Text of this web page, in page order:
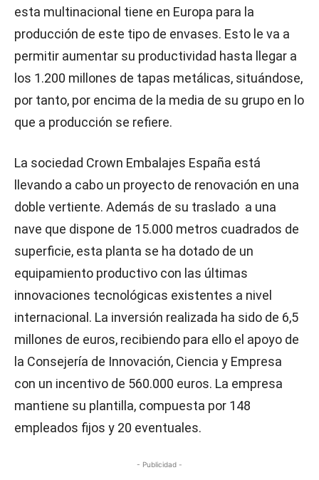
esta multinacional tiene en Europa para la
producción de este tipo de envases. Esto le va a
permitir aumentar su productividad hasta llegar a
los 1.200 millones de tapas metálicas, situándose,
por tanto, por encima de la media de su grupo en lo
que a producción se refiere.
La sociedad Crown Embalajes España está
llevando a cabo un proyecto de renovación en una
doble vertiente. Además de su traslado a una
nave que dispone de 15.000 metros cuadrados de
superficie, esta planta se ha dotado de un
equipamiento productivo con las últimas
innovaciones tecnológicas existentes a nivel
internacional. La inversión realizada ha sido de 6,5
millones de euros, recibiendo para ello el apoyo de
la Consejería de Innovación, Ciencia y Empresa
con un incentivo de 560.000 euros. La empresa
mantiene su plantilla, compuesta por 148
empleados fijos y 20 eventuales.
- Publicidad -